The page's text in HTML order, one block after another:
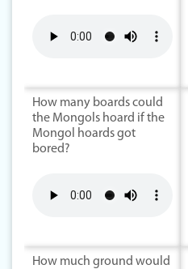
How many boards could
the Mongols hoard if the
Mongol hoards got
bored?
How much ground would